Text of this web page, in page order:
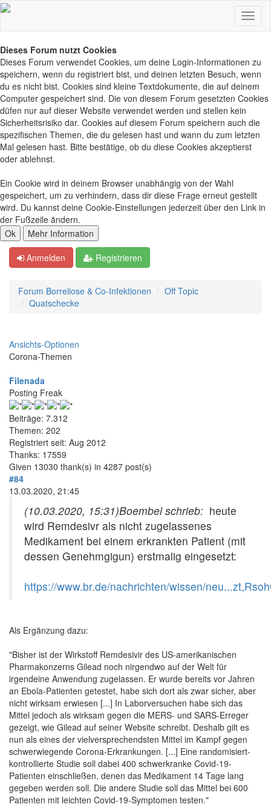
Dieses Forum nutzt Cookies
Dieses Forum verwendet Cookies, um deine Login-Informationen zu
speichern, wenn du registriert bist, und deinen letzten Besuch, wenn
du es nicht bist. Cookies sind kleine Textdokumente, die auf deinem
Computer gespeichert sind. Die von diesem Forum gesetzten Cookies
düfen nur auf dieser Website verwendet werden und stellen kein
Sicherheitsrisiko dar. Cookies auf diesem Forum speichern auch die
spezifischen Themen, die du gelesen hast und wann du zum letzten
Mal gelesen hast. Bitte bestätige, ob du diese Cookies akzeptierst
oder ablehnst.
Ein Cookie wird in deinem Browser unabhängig von der Wahl
gespeichert, um zu verhindern, dass dir diese Frage erneut gestellt
wird. Du kannst deine Cookie-Einstellungen jederzeit über den Link in
der Fußzeile ändern.
Anmelden Registrieren
Forum Borreliose & Co-Infektionen
Off Topic
Quatschecke
Ansichts-Optionen
Corona-Themen
Filenada
Posting Freak
Beiträge: 7.312
Themen: 202
Registriert seit: Aug 2012
Thanks: 17559
Given 13030 thank(s) in 4287 post(s)
#84
13.03.2020, 21:45
(10.03.2020, 15:31)Boembel schrieb: heute
wird Remdesivr als nicht zugelassenes
Medikament bei einem erkrankten Patient (mit
dessen Genehmgigun) erstmalig eingesetzt:
https://www.br.de/nachrichten/wissen/
Als Ergänzung dazu:
"Bisher ist der Wirkstoff Remdesivir des US-amerikanischen
Pharmakonzerns Gilead noch nirgendwo auf der Welt für
irgendeine Anwendung zugelassen. Er wurde bereits vor Jahren
an Ebola-Patienten getestet, habe sich dort als zwar sicher, aber
nicht wirksam erwiesen [...] In Laborversuchen habe sich das
Mittel jedoch als wirksam gegen die MERS- und SARS-Erreger
gezeigt, wie Gilead auf seiner Website schreibt. Deshalb gilt es
nun als eines der vielversprechendsten Mittel im Kampf gegen
schwerwiegende Corona-Erkrankungen. [...] Eine randomisiert-
kontrollierte Studie soll dabei 400 schwerkranke Covid-19-
Patienten einschließen, denen das Medikament 14 Tage lang
gegeben werden soll. Die andere Studie soll das Mittel bei 600
Patienten mit leichten Covid-19-Symptomen testen."